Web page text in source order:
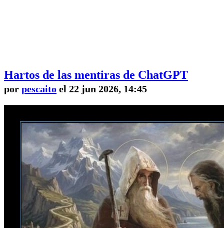
Hartos de las mentiras de ChatGPT
por pescaito el 22 jun 2026, 14:45